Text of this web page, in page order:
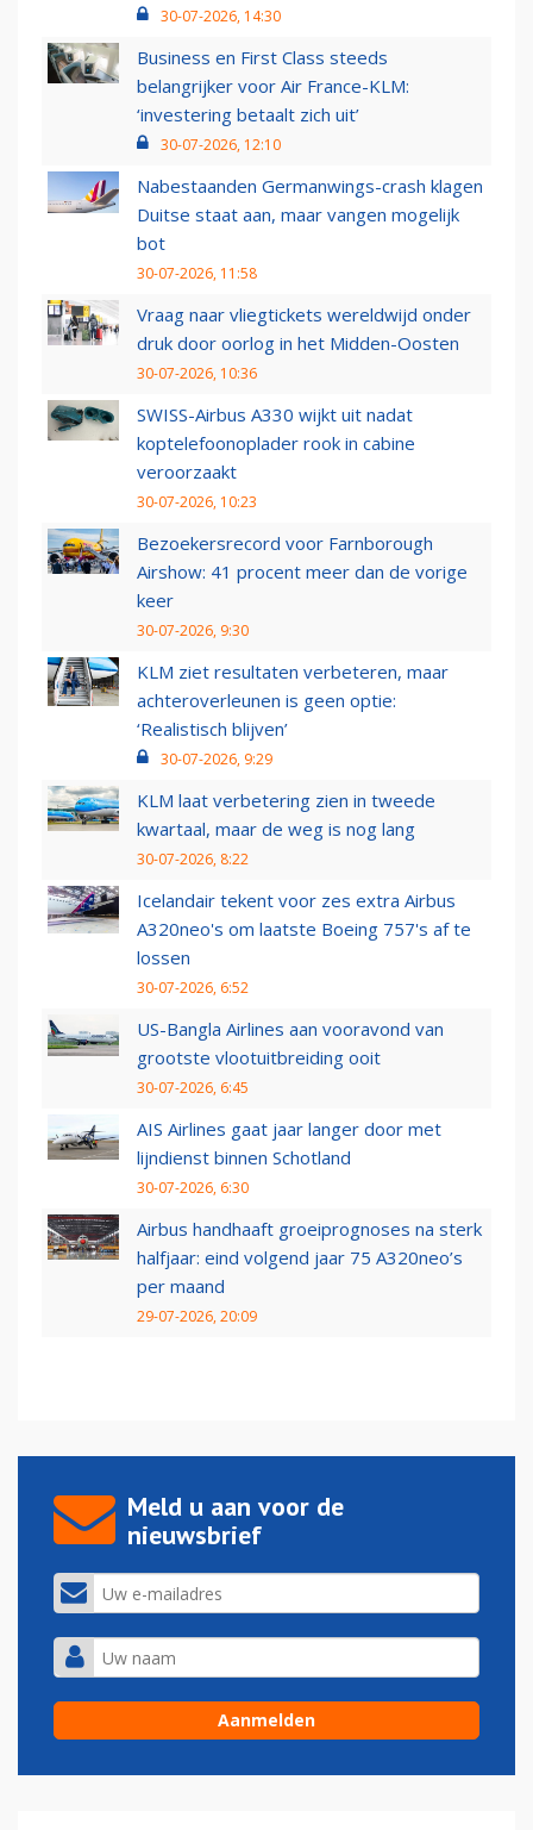
30-07-2026, 14:30
Business en First Class steeds
belangrijker voor Air France-KLM:
‘investering betaalt zich uit’
30-07-2026, 12:10
Nabestaanden Germanwings-crash klagen
Duitse staat aan, maar vangen mogelijk
bot
30-07-2026, 11:58
Vraag naar vliegtickets wereldwijd onder
druk door oorlog in het Midden-Oosten
30-07-2026, 10:36
SWISS-Airbus A330 wijkt uit nadat
koptelefoonoplader rook in cabine
veroorzaakt
30-07-2026, 10:23
Bezoekersrecord voor Farnborough
Airshow: 41 procent meer dan de vorige
keer
30-07-2026, 9:30
KLM ziet resultaten verbeteren, maar
achteroverleunen is geen optie:
‘Realistisch blijven’
30-07-2026, 9:29
KLM laat verbetering zien in tweede
kwartaal, maar de weg is nog lang
30-07-2026, 8:22
Icelandair tekent voor zes extra Airbus
A320neo's om laatste Boeing 757's af te
lossen
30-07-2026, 6:52
US-Bangla Airlines aan vooravond van
grootste vlootuitbreiding ooit
30-07-2026, 6:45
AIS Airlines gaat jaar langer door met
lijndienst binnen Schotland
30-07-2026, 6:30
Airbus handhaaft groeiprognoses na sterk
halfjaar: eind volgend jaar 75 A320neo’s
per maand
29-07-2026, 20:09
Meld u aan voor de
nieuwsbrief